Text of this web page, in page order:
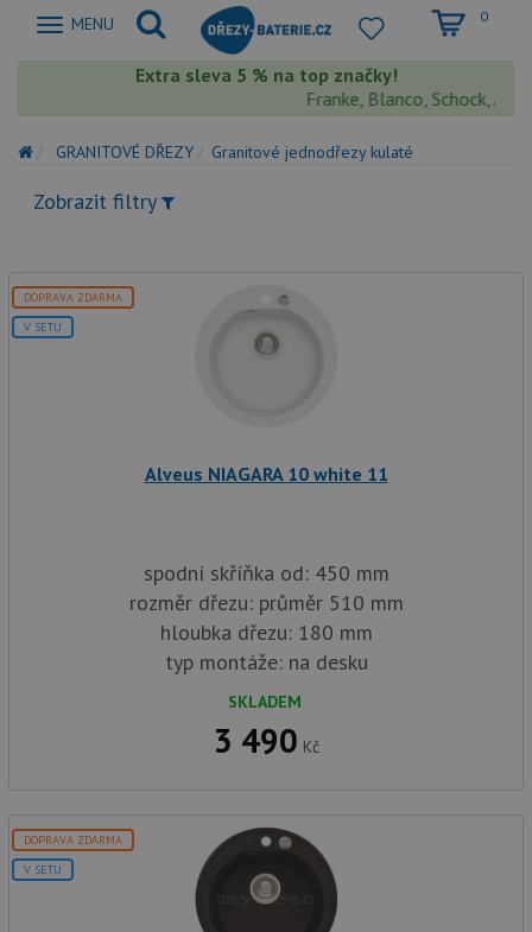
Zobrazit
MENU 0
Extra sleva 5 % na top značky!
Franke, Blanco, Schock,
GRANITOVÉ DŘEZY Granitové jednodřezy kulaté
Zobrazit filtry
DOPRAVA ZDARMA
V SETU
Alveus NIAGARA 10 white 11
spodní skříňka od: 450 mm
rozměr dřezu: průměr 510 mm
hloubka dřezu: 180 mm
typ montáže: na desku
SKLADEM
3 490 Kč
DOPRAVA ZDARMA
V SETU